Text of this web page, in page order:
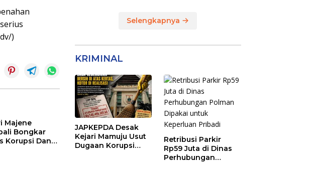
)
Majene
Bongkar
Korupsi Dana
Selengkapnya
KRIMINAL
JAPKEPDA Desak
Kejari Mamuju Usut
Dugaan Korupsi
Retribusi Parkir
Rp59 Juta di Dinas
Perhubungan